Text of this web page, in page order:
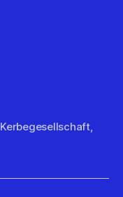
Kerbegesellschaft,